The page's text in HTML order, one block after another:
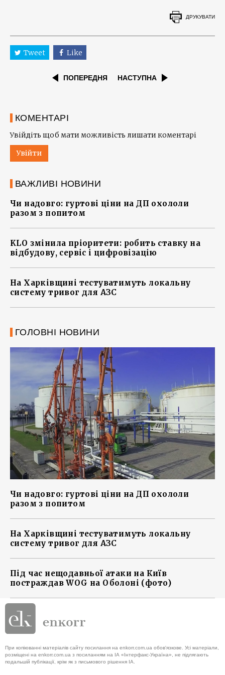
ДРУКУВАТИ
Tweet Like
ПОПЕРЕДНЯ НАСТУПНА
КОМЕНТАРІ
Увійдіть щоб мати можливість лишати коментарі
Увійти
ВАЖЛИВІ НОВИНИ
Чи надовго: гуртові ціни на ДП охололи
разом з попитом
KLO змінила пріоритети: робить ставку на
відбудову, сервіс і цифровізацію
На Харківщині тестуватимуть локальну
систему тривог для АЗС
ГОЛОВНІ НОВИНИ
Чи надовго: гуртові ціни на ДП охололи
разом з попитом
На Харківщині тестуватимуть локальну
систему тривог для АЗС
Під час нещодавньої атаки на Київ
постраждав WOG на Оболоні (фото)
При копіюванні матеріалів сайту посилання на enkorr.com.ua обов'язкове. Усі матеріали,
розміщені на enkorr.com.ua з посиланням на ІА «Інтерфакс-Україна», не підлягають
подальшій публікації, крім як з письмового рішення ІА.